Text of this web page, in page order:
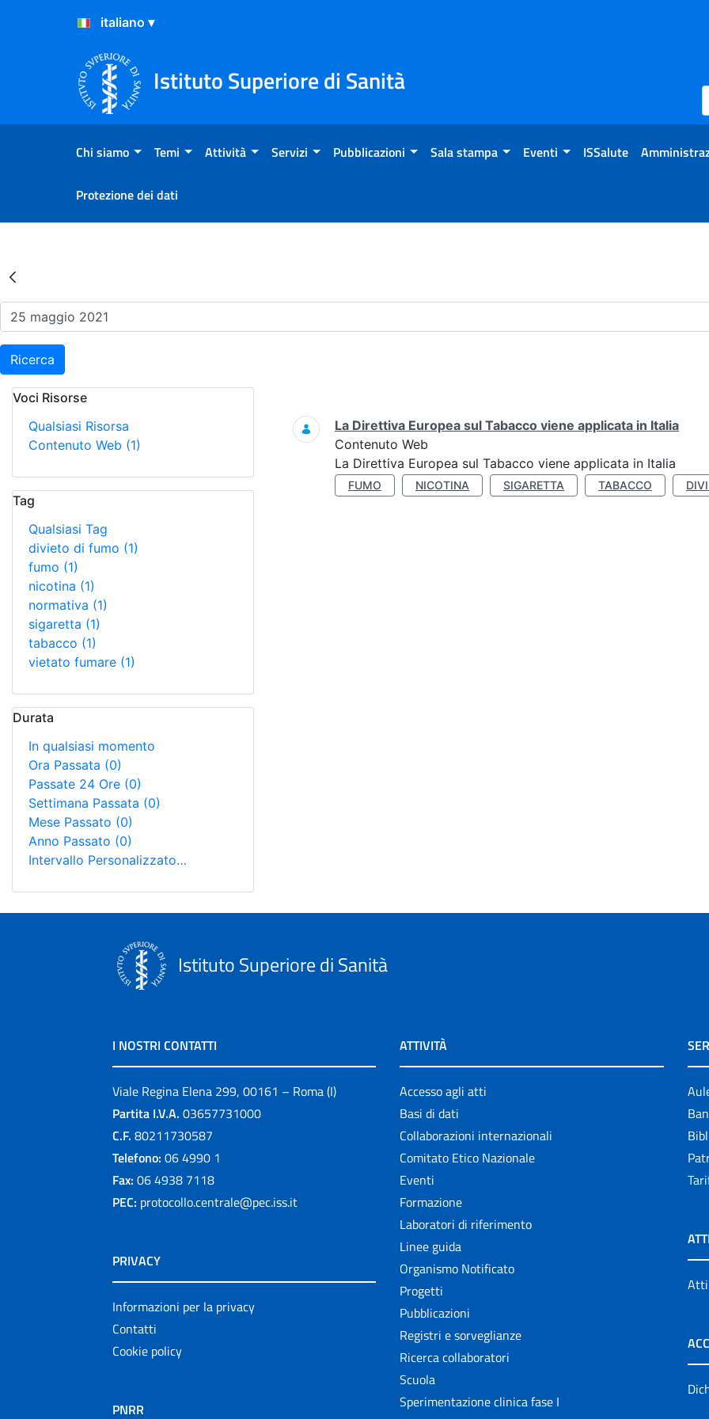
Salta al Contenuto
Salta al Footer
Istituto Superiore di Sanità
Chi siamo Temi Attività Servizi Pubblicazioni Sala stampa Eventi ISSalute
Protezione dei dati
Risultati della Ricerca - Eventi
Ricerca
Voci Risorse
Qualsiasi Risorsa
Contenuto Web (1)
Tag
Qualsiasi Tag
divieto di fumo (1)
fumo (1)
nicotina (1)
normativa (1)
sigaretta (1)
tabacco (1)
vietato fumare (1)
Durata
In qualsiasi momento
Ora Passata (0)
Passate 24 Ore (0)
Settimana Passata (0)
Mese Passato (0)
Anno Passato (0)
Intervallo Personalizzato…
Ricerca
La Direttiva Europea sul Tabacco viene applicata in Italia
Contenuto Web
La Direttiva Europea sul Tabacco viene applicata in Italia
FUMO NICOTINA SIGARETTA TABACCO
Istituto Superiore di Sanità
I NOSTRI CONTATTI
Viale Regina Elena 299, 00161 – Roma (I)
Partita I.V.A. 03657731000
C.F. 80211730587
Telefono: 06 4990 1
Fax: 06 4938 7118
PEC: protocollo.centrale@pec.iss.it
PRIVACY
Informazioni per la privacy
Contatti
Cookie policy
PNRR
ATTIVITÀ
Accesso agli atti
Basi di dati
Collaborazioni internazionali
Comitato Etico Nazionale
Eventi
Formazione
Laboratori di riferimento
Linee guida
Organismo Notificato
Progetti
Pubblicazioni
Registri e sorveglianze
Ricerca collaboratori
Scuola
Sperimentazione clinica fase I
Atti